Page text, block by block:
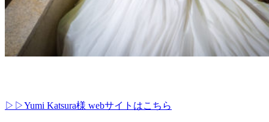
▷▷Yumi Katsura様 webサイトはこちら